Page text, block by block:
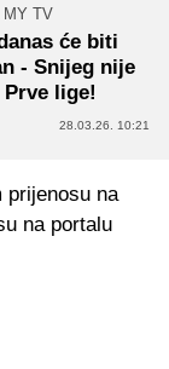
MY TV
će biti
- Snijeg nije
lige!
28.03.26. 10:21
prijenosu na
na portalu